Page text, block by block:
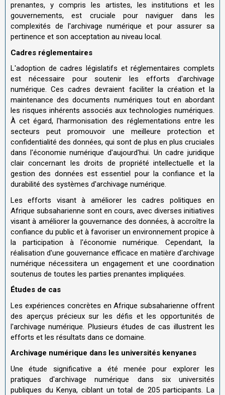
prenantes, y compris les artistes, les institutions et les
gouvernements, est cruciale pour naviguer dans les
complexités de l'archivage numérique et pour assurer sa
pertinence et son acceptation au niveau local.
Cadres réglementaires
L'adoption de cadres législatifs et réglementaires complets
est nécessaire pour soutenir les efforts d'archivage
numérique. Ces cadres devraient faciliter la création et la
maintenance des documents numériques tout en abordant
les risques inhérents associés aux technologies numériques.
À cet égard, l'harmonisation des réglementations entre les
secteurs peut promouvoir une meilleure protection et
confidentialité des données, qui sont de plus en plus cruciales
dans l'économie numérique d'aujourd'hui. Un cadre juridique
clair concernant les droits de propriété intellectuelle et la
gestion des données est essentiel pour la confiance et la
durabilité des systèmes d'archivage numérique.
Les efforts visant à améliorer les cadres politiques en
Afrique subsaharienne sont en cours, avec diverses initiatives
visant à améliorer la gouvernance des données, à accroître la
confiance du public et à favoriser un environnement propice à
la participation à l'économie numérique. Cependant, la
réalisation d'une gouvernance efficace en matière d'archivage
numérique nécessitera un engagement et une coordination
soutenus de toutes les parties prenantes impliquées.
Études de cas
Les expériences concrètes en Afrique subsaharienne offrent
des aperçus précieux sur les défis et les opportunités de
l'archivage numérique. Plusieurs études de cas illustrent les
efforts et les résultats dans ce domaine.
Archivage numérique dans les universités kenyanes
Une étude significative a été menée pour explorer les
pratiques d'archivage numérique dans six universités
publiques du Kenya, ciblant un total de 205 participants. La